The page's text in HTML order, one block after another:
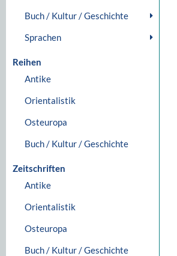
Buch / Kultur / Geschichte
Sprachen
Reihen
Antike
Orientalistik
Osteuropa
Buch / Kultur / Geschichte
Zeitschriften
Antike
Orientalistik
Osteuropa
Buch / Kultur / Geschichte